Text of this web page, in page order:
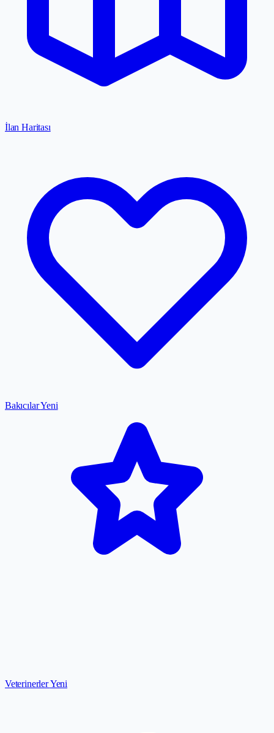
İlan Haritası
BakıcılarYeni
VeterinerlerYeni